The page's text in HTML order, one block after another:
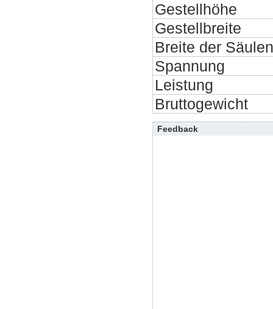
Gestellhöhe
Gestellbreite
Breite der Säulen
Spannung
Leistung
Bruttogewicht
Feedback